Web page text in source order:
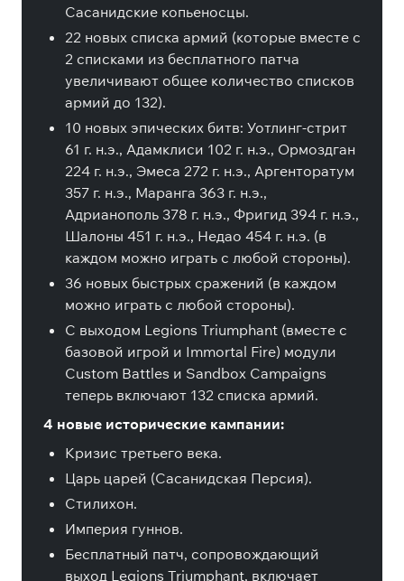
Сасанидские копьеносцы.
22 новых списка армий (которые вместе с
2 списками из бесплатного патча
увеличивают общее количество списков
армий до 132).
10 новых эпических битв: Уотлинг-стрит
61 г. н.э., Адамклиси 102 г. н.э., Ормоздган
224 г. н.э., Эмеса 272 г. н.э., Аргенторатум
357 г. н.э., Маранга 363 г. н.э.,
Адрианополь 378 г. н.э., Фригид 394 г. н.э.,
Шалоны 451 г. н.э., Недао 454 г. н.э. (в
каждом можно играть с любой стороны).
36 новых быстрых сражений (в каждом
можно играть с любой стороны).
С выходом Legions Triumphant (вместе с
базовой игрой и Immortal Fire) модули
Custom Battles и Sandbox Campaigns
теперь включают 132 списка армий.
4 новые исторические кампании:
Кризис третьего века.
Царь царей (Сасанидская Персия).
Стилихон.
Империя гуннов.
Бесплатный патч, сопровождающий
выход Legions Triumphant, включает